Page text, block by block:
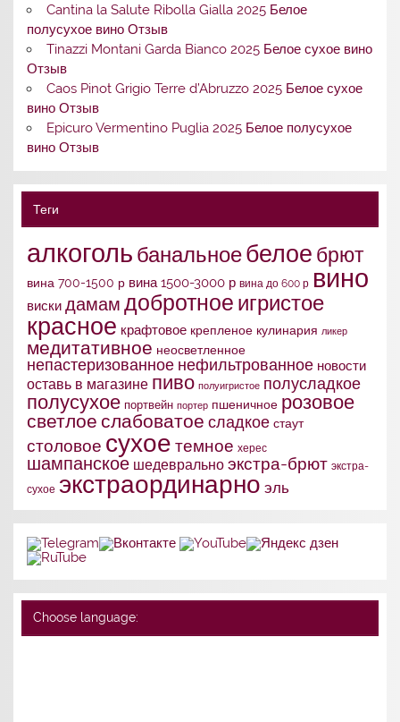
Cantina la Salute Ribolla Gialla 2025 Белое
полусухое вино Отзыв
Tinazzi Montani Garda Bianco 2025 Белое сухое вино
Отзыв
Caos Pinot Grigio Terre d’Abruzzo 2025 Белое сухое
вино Отзыв
Epicuro Vermentino Puglia 2025 Белое полусухое
вино Отзыв
Теги
алкоголь банальноебелое брют
вина 700-1500 р вина 1500-3000 р вина до 600 р вино
виски дамам добротное игристое
красное крафтовое крепленое кулинария ликер
медитативное неосветленное
непастеризованное нефильтрованное новости
оставь в магазине пиво полуигристое полусладкое
полусухое портвейн портер пшеничное розовое
светлое слабоватое сладкое стаут
столовое сухое темное херес
шампанское шедеврально экстра-брют экстра-
сухое экстраординарно эль
Choose language: